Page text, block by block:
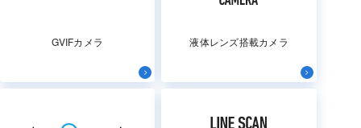
GVIFカメラ 液体レンズ搭載カメラ